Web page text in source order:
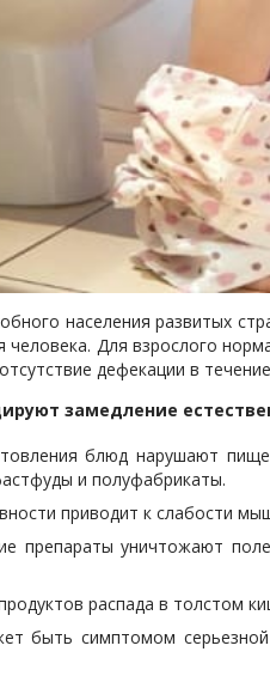
населения развитых
Для взрослого
дефекации в
замедление
блюд нарушают
и полуфабрикаты.
приводит к слабости
препараты уничтожают
распада в толстом
быть симптомом